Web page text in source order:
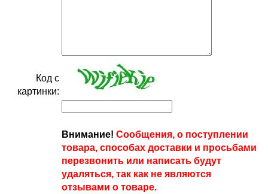
Код с
картинки:
Внимание! Сообщения, о поступлении
товара, способах доставки и просьбами
перезвонить или написать будут
удаляться, так как не являются
отзывами о товаре.